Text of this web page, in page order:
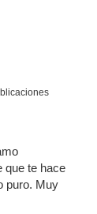
que te hace
puro. Muy